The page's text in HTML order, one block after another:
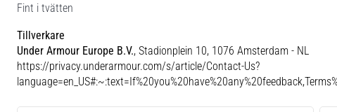
Fint i tvätten
Tillverkare
Under Armour Europe B.V., Stadionplein 10, 1076 Amsterdam - NL
https://privacy.underarmour.com/s/article/Contact-Us?